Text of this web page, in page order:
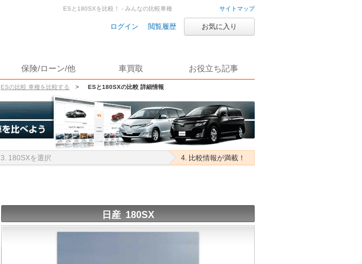
サイトマップ
ログイン 閲覧履歴 お気に入り
保険/ローン/他 車買取 お役立ち記事
ESの比較 車種を比較する > ESと180SXの比較 詳細情報
ESと180SXを比較！ - みんなの比較車種
3. 180SXを選択 4. 比較情報が満載！
日産 180SX